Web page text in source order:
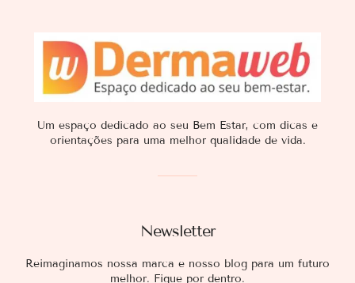
Newsletter
Reimaginamos nossa marca e nosso blog para um futuro
melhor. Fique por dentro.
Um espaço dedicado ao seu Bem Estar, com dicas e
orientações para uma melhor qualidade de vida.